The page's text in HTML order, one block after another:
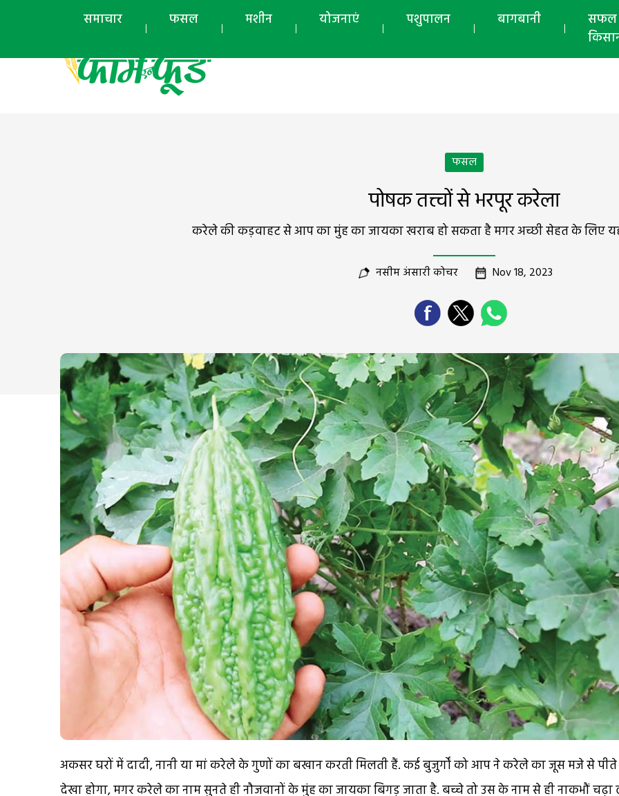
समाचार फसल मशीन योजनाएं पशुपालन बागबानी
सफल
फसल
पोषक तत्त्वों से भरपूर करेला
करेले की कड़वाहट से आप का मुंह का जायका खराब हो सकता है मगर अच्छी सेहत के लिए
नसीम अंसारी कोचर Nov 18, 2023
अकसर घरों में दादी, नानी या मां करेले के गुणों का बखान करती मिलती हैं. कई बुजुर्गों को आप ने करेले का जूस मजे से पीते
देखा होगा, मगर करेले का नाम सुनते ही नौजवानों के मुंह का जायका बिगड़ जाता है. बच्चे तो उस के नाम से ही नाकभौं